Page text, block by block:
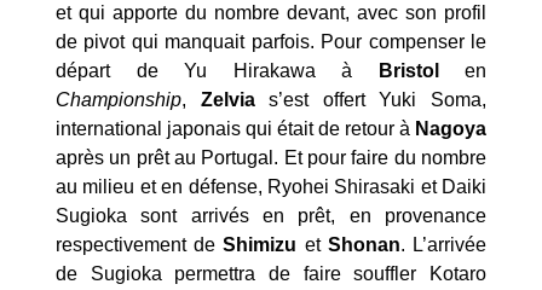
et qui apporte du nombre devant, avec son profil
de pivot qui manquait parfois. Pour compenser le
départ de Yu Hirakawa à
Bristol
en
Championship, Zelvias’est offert Yuki Soma,
international japonais qui était de retour à Nagoya
après un prêt au Portugal. Et pour faire du nombre
au milieu et en défense, Ryohei Shirasaki et Daiki
Sugioka sont arrivés en prêt, en provenance
respectivement deShimizu et Shonan. L’arrivée
de Sugioka permettra de faire souffler Kotaro